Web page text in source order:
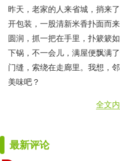
昨天，老家的人来省城，捎来
开包装，一股清新米香扑面而
圆润，抓一把在手里，扑簌簌
下锅，不一会儿，满屋便飘满
门缝，索绕在走廊里。我想，
美味吧？
全文
最新评论